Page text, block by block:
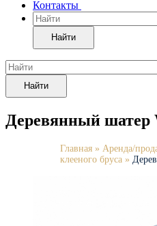
Контакты
Найти
Найти
Деревянный шатер
Главная » Аренда/
клееного бруса »